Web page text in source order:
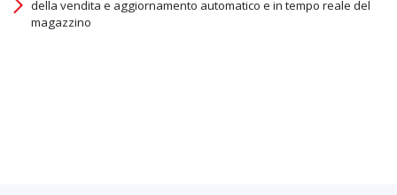
della vendita e aggiornamento automatico e in tempo reale del
magazzino